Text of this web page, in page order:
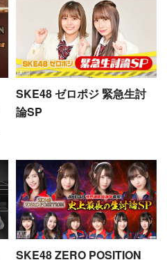
SKE48 ゼロポジ 緊急生討
論SP
SKE48 ZERO POSITION